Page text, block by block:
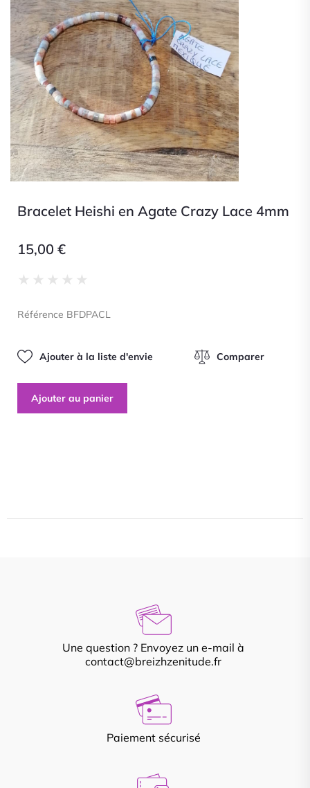
Bracelet Heishi en Agate Crazy Lace 4mm
15,00 €
★ ★ ★ ★ ★
5
Référence BFDPACL
Ajouter à la liste d'envie Comparer
Ajouter au panier
Une question ? Envoyez un e-mail à
contact@breizhzenitude.fr
Paiement sécurisé